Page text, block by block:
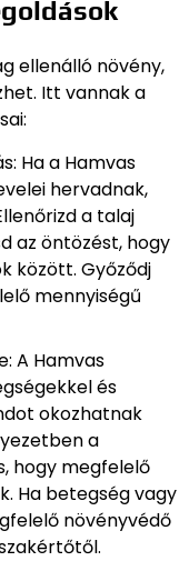
ellenálló növény,
Itt vannak a
Ha a Hamvas
hervadnak,
a talaj
az öntözést, hogy
között. Győződj
mennyiségű
A Hamvas
és
okozhatnak
a
hogy megfelelő
Ha betegség vagy
növényvédő